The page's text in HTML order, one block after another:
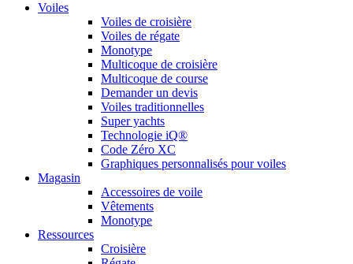
Voiles
Voiles de croisière
Voiles de régate
Monotype
Multicoque de croisière
Multicoque de course
Demander un devis
Voiles traditionnelles
Super yachts
Technologie iQ®
Code Zéro XC
Graphiques personnalisés pour voiles
Magasin
Accessoires de voile
Vêtements
Monotype
Ressources
Croisière